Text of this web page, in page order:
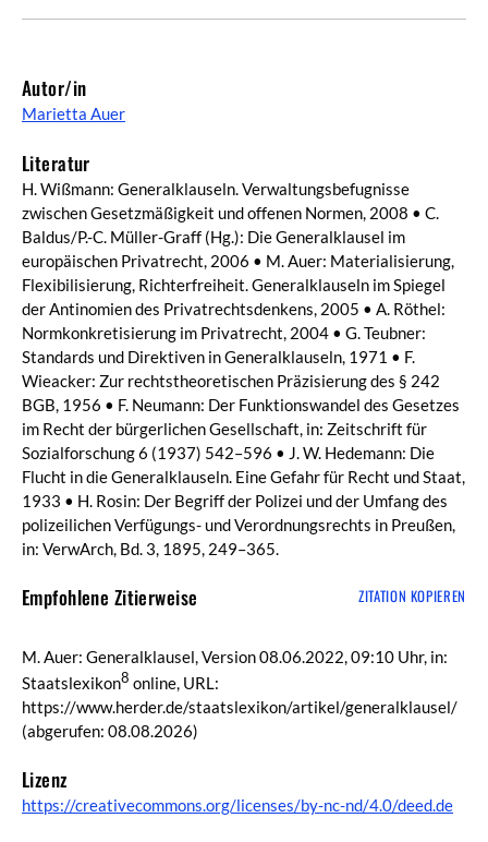
Autor/in
Marietta Auer
Literatur
H. Wißmann: Generalklauseln. Verwaltungsbefugnisse
zwischen Gesetzmäßigkeit und offenen Normen, 2008 • C.
Baldus/P.-C. Müller-Graff (Hg.): Die Generalklausel im
europäischen Privatrecht, 2006 • M. Auer: Materialisierung,
Flexibilisierung, Richterfreiheit. Generalklauseln im Spiegel
der Antinomien des Privatrechtsdenkens, 2005 • A. Röthel:
Normkonkretisierung im Privatrecht, 2004 • G. Teubner:
Standards und Direktiven in Generalklauseln, 1971 • F.
Wieacker: Zur rechtstheoretischen Präzisierung des § 242
BGB, 1956 • F. Neumann: Der Funktionswandel des Gesetzes
im Recht der bürgerlichen Gesellschaft, in: Zeitschrift für
Sozialforschung 6 (1937) 542–596 • J. W. Hedemann: Die
Flucht in die Generalklauseln. Eine Gefahr für Recht und Staat,
1933 • H. Rosin: Der Begriff der Polizei und der Umfang des
polizeilichen Verfügungs- und Verordnungsrechts in Preußen,
in: VerwArch, Bd. 3, 1895, 249–365.
Empfohlene Zitierweise ZITATION KOPIEREN
M. Auer: Generalklausel, Version 08.06.2022, 09:10 Uhr, in:
Staatslexikon8 online, URL:
https://www.herder.de/staatslexikon/artikel/generalklausel/
(abgerufen: 08.08.2026)
Lizenz
https://creativecommons.org/licenses/by-nc-nd/4.0/deed.de